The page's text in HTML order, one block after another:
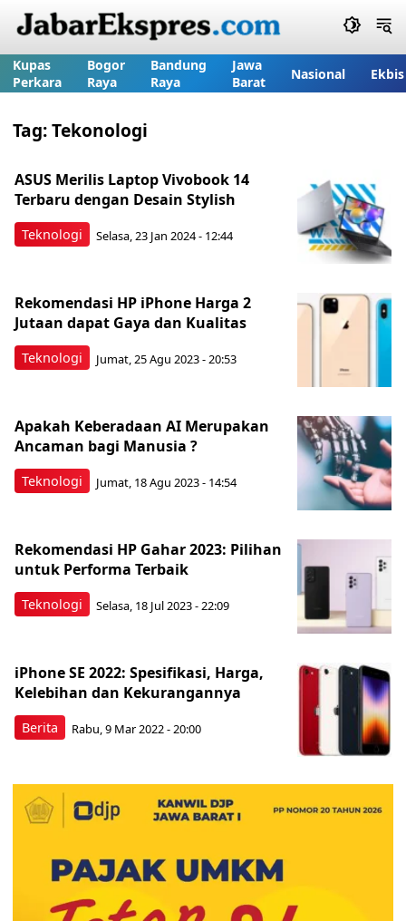
Kupas
Perkara
Bogor
Raya
Bandung
Raya
Jawa
Barat
Nasional Ekbis
Tag:Tekonologi
Teknologi
ASUS Merilis Laptop Vivobook 14
Terbaru dengan Desain Stylish
Selasa, 23 Jan 2024 - 12:44
Teknologi
Rekomendasi HP iPhone Harga 2
Jutaan dapat Gaya dan Kualitas
Jumat, 25 Agu 2023 - 20:53
Teknologi
Apakah Keberadaan AI Merupakan
Ancaman bagi Manusia ?
Jumat, 18 Agu 2023 - 14:54
Teknologi
Rekomendasi HP Gahar 2023: Pilihan
untuk Performa Terbaik
Selasa, 18 Jul 2023 - 22:09
Berita
iPhone SE 2022: Spesifikasi, Harga,
Kelebihan dan Kekurangannya
Rabu, 9 Mar 2022 - 20:00